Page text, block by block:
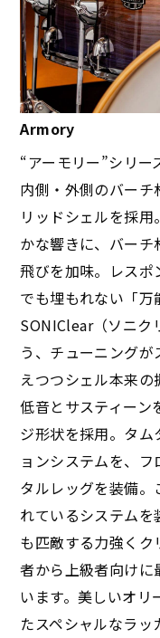
Armory
“アーモリー”シリ
内側・外側のバー
リッドシェルを採
かな響きに、バー
飛びを加味。レスポ
でも埋もれない「万
SONIClear（ソニク
う、チューニング
えつつシェル本来
低音とサスティーン
ジ形状を採用。タ
ョンシステムを、
タルレッグを装備
れているシステム
も匹敵する力強く
者から上級者向けに
います。美しいオ
たスペシャルなラッ